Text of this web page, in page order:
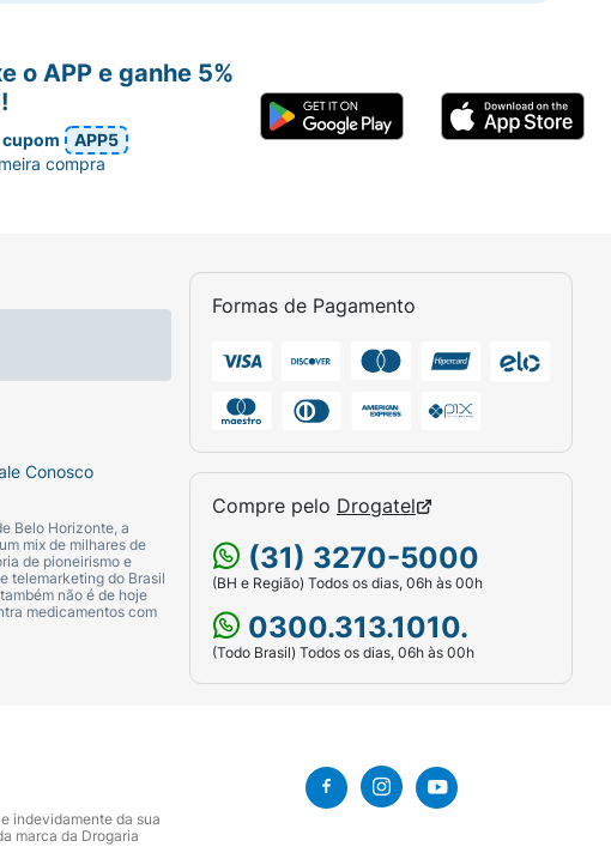
como parte de uma dieta balanceada.
Conosco
Belo Horizonte, a
mix de milhares de
de pioneirismo e
telemarketing do Brasil
não é de hoje
medicamentos com
Formas de Pagamento
Compre pelo Drogatel
(31) 3270-5000
(BH e Região) Todos os dias, 06h às 00h
0300.313.1010.
(Todo Brasil) Todos os dias, 06h às 00h
o APP e ganhe 5%
cupom
APP5
compra
indevidamente da sua
marca da Drogaria